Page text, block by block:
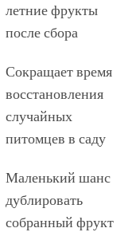
летние фрукты
после сбора
Сокращает время
восстановления
случайных
питомцев в саду
Маленький шанс
дублировать
собранный фрукт